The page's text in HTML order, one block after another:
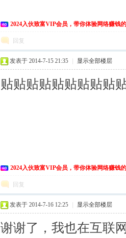
2024入伙致富VIP会员，带你体验网络赚钱
回复
发表于 2014-7-15 21:35 显示全部楼层
贴贴贴贴贴贴贴贴贴
2024入伙致富VIP会员，带你体验网络赚钱
回复
发表于 2014-7-16 12:25 显示全部楼层
谢谢了，我也在互联